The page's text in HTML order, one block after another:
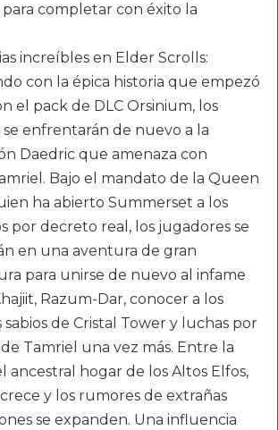
completar con éxito la
increíbles en Elder Scrolls:
con la épica historia que empezó
el pack de DLC Orsinium, los
enfrentarán de nuevo a la
Daedric que amenaza con
Bajo el mandato de la Queen
ha abierto Summerset a los
por decreto real, los jugadores se
en una aventura de gran
para unirse de nuevo al infame
Razum-Dar, conocer a los
sabios de Cristal Tower y luchas por
Tamriel una vez más. Entre la
ancestral hogar de los Altos Elfos,
crece y los rumores de extrañas
se expanden. Una influencia